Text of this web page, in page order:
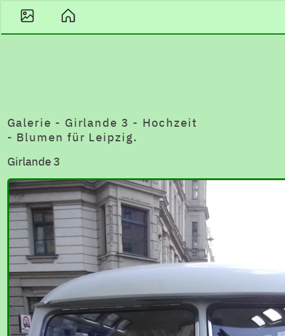
Galerie - Girlande 3 - Hochzeit
- Blumen für Leipzig.
Girlande 3